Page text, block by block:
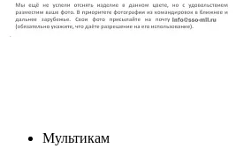
Мультикам